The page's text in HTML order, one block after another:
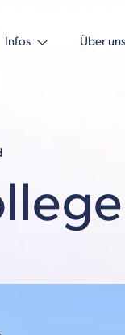
Infos Über uns